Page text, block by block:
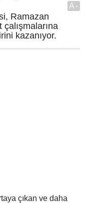
Ramazan
kazanıyor.
A-
çıkan ve daha